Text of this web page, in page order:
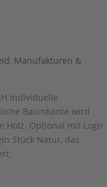
, Manufakturen &
individuelle
Baumkante wird
Holz. Optional mit Logo
Stück Natur, das